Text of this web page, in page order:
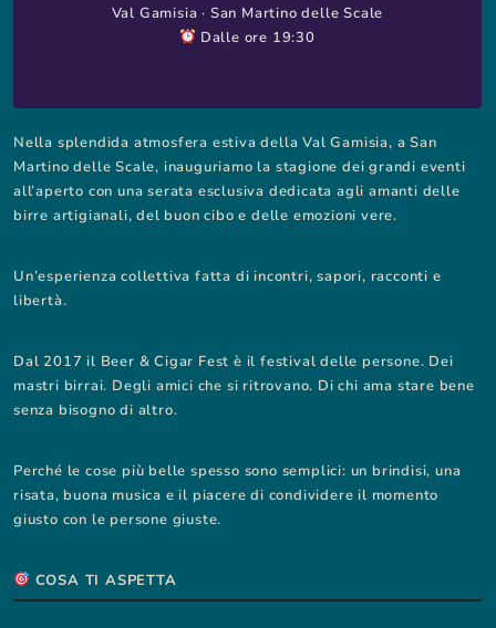
Val Gamisia · San Martino delle Scale
Dalle ore 19:30
Nella splendida atmosfera estiva della Val Gamisia, a San
Martino delle Scale, inauguriamo la stagione dei grandi eventi
all’aperto con una serata esclusiva dedicata agli amanti delle
birre artigianali, del buon cibo e delle emozioni vere.
Un’esperienza collettiva fatta di incontri, sapori, racconti e
libertà.
Dal 2017 il Beer & Cigar Fest è il festival delle persone. Dei
mastri birrai. Degli amici che si ritrovano. Di chi ama stare bene
senza bisogno di altro.
Perché le cose più belle spesso sono semplici: un brindisi, una
risata, buona musica e il piacere di condividere il momento
giusto con le persone giuste.
COSA TI ASPETTA